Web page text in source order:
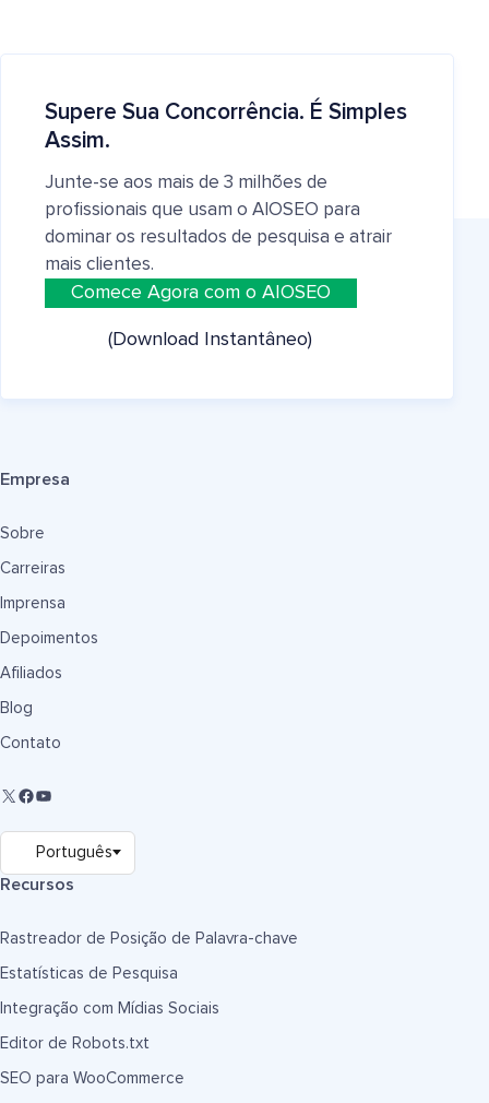
Supere Sua Concorrência. É Simples
Assim.
Junte-se aos mais de 3 milhões de
profissionais que usam o AIOSEO para
dominar os resultados de pesquisa e atrair
mais clientes.
Comece Agora com o AIOSEO
(Download Instantâneo)
Empresa
Sobre
Carreiras
Imprensa
Depoimentos
Afiliados
Blog
Contato
Recursos
Rastreador de Posição de Palavra-chave
Estatísticas de Pesquisa
Integração com Mídias Sociais
Editor de Robots.txt
SEO para WooCommerce